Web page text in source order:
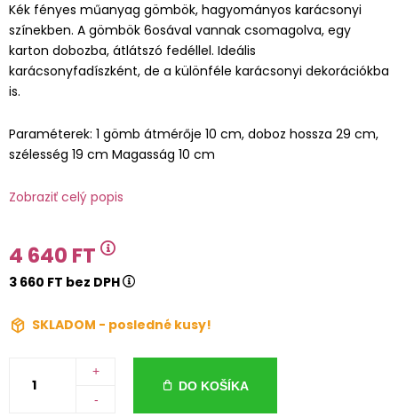
Kék fényes műanyag gömbök, hagyományos karácsonyi
színekben. A gömbök 6osával vannak csomagolva, egy
karton dobozba, átlátszó fedéllel. Ideális
karácsonyfadíszként, de a különféle karácsonyi dekorációkba
is.
Paraméterek: 1 gömb átmérője 10 cm, doboz hossza 29 cm,
szélesség 19 cm Magasság 10 cm
Zobraziť celý popis
4 640 FT
3 660 FT bez DPH
SKLADOM - posledné kusy!
+
-
DO KOŠÍKA